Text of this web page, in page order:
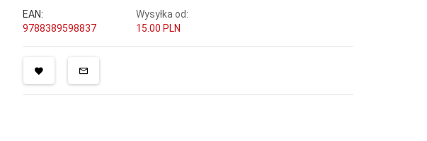
EAN:
9788389598837
Wysyłka od:
15.00 PLN